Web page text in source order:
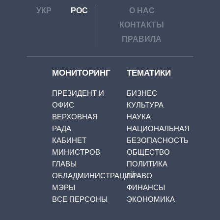
УКР РОС
О НАС
КОНТАКТЫ
ПРАВИЛА
МОНИТОРИНГ
ПРЕЗИДЕНТ И
ОФИС
ВЕРХОВНАЯ
РАДА
КАБИНЕТ
МИНИСТРОВ
ГЛАВЫ
ОБЛАДМИНИСТРАЦИЙ
МЭРЫ
ВСЕ ПЕРСОНЫ
ТЕМАТИКИ
БИЗНЕС
КУЛЬТУРА
НАУКА
НАЦИОНАЛЬНАЯ
БЕЗОПАСНОСТЬ
ОБЩЕСТВО
ПОЛИТИКА
ПРАВО
ФИНАНСЫ
ЭКОНОМИКА